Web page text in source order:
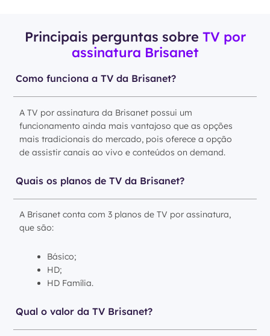
Principais perguntas sobre TV por
assinatura Brisanet
Como funciona a TV da Brisanet?
A TV por assinatura da Brisanet possui um
funcionamento ainda mais vantajoso que as opções
mais tradicionais do mercado, pois oferece a opção
de assistir canais ao vivo e conteúdos on demand.
Quais os planos de TV da Brisanet?
A Brisanet conta com 3 planos de TV por assinatura,
que são:
Básico;
HD;
HD Família.
Qual o valor da TV Brisanet?